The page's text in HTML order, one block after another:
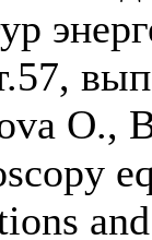
O.,